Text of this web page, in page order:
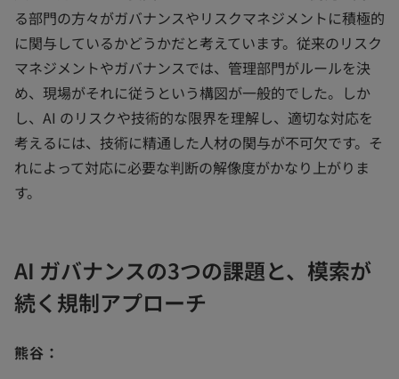
る部門の方々がガバナンスやリスクマネジメントに積極的
に関与しているかどうかだと考えています。従来のリスク
マネジメントやガバナンスでは、管理部門がルールを決
め、現場がそれに従うという構図が一般的でした。しか
し、AI のリスクや技術的な限界を理解し、適切な対応を
考えるには、技術に精通した人材の関与が不可欠です。そ
れによって対応に必要な判断の解像度がかなり上がりま
す。
AI ガバナンスの3つの課題と、模索が
続く規制アプローチ
熊谷：